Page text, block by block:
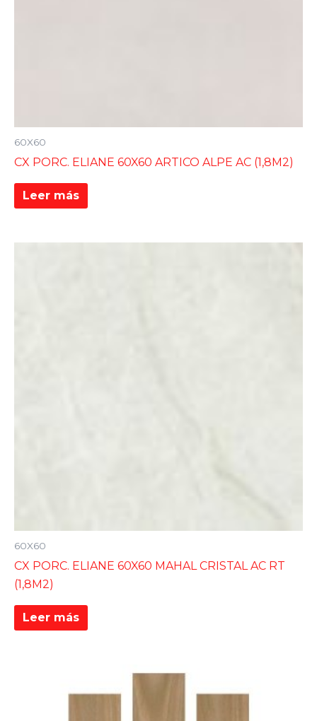
60X60
CX PORC. ELIANE 60X60 ARTICO ALPE AC (1,8M2)
Leer más
60X60
CX PORC. ELIANE 60X60 MAHAL CRISTAL AC RT
(1,8M2)
Leer más